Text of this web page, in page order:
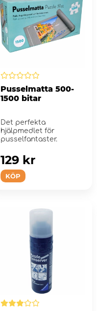
Pusselmatta 500-
1500 bitar
Det perfekta
hjälpmedlet för
pusselfantaster.
KÖP
129 kr